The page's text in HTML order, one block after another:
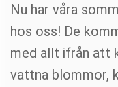
Nu har våra
hos oss! De
med allt ifrån att
vattna blommor,